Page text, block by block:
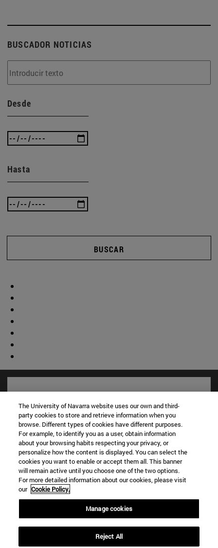
BUSCADOR NOTICIAS
Desde
Hasta
BUSCAR
Accesos directos
Biblioteca(abre en nueva ventana)
(abre en nueva ventana)
Aula virtual ADI(abre en nueva ventana)
Búsqueda de personas(abre en nueva ventana)
Trabaja con nosotros(abre en nueva ventana)
The University of Navarra website uses our own and third-
party cookies to store and retrieve information when you
browse. Different types of cookies have different purposes.
For example, to identify you as a user, obtain information
about your browsing habits respecting your privacy, or
personalize how the content is displayed. You can select the
cookies you want to enable or accept them all. This banner
will remain active until you choose one of the two options.
For more detailed information about our cookies, please visit
our Cookie Policy.
Manage cookies
Reject All